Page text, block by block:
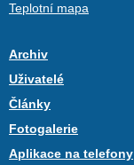
Teplotní mapa
Archiv
Uživatelé
Články
Fotogalerie
Aplikace na telefony